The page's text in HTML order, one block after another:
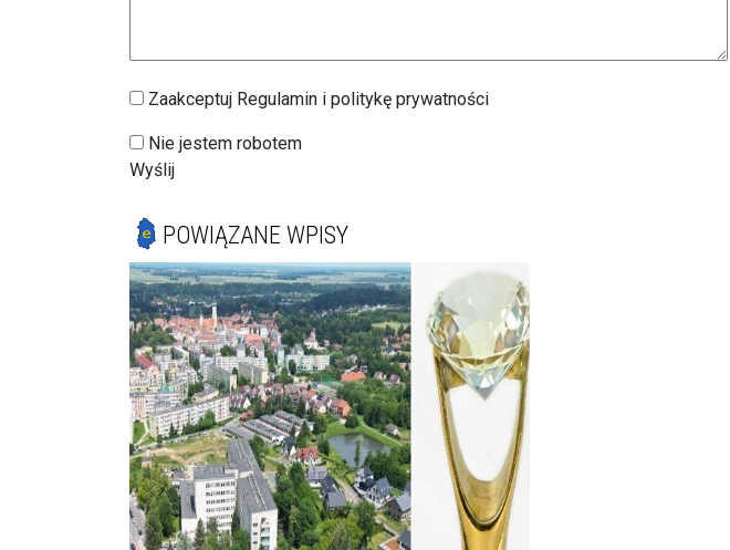
Zaakceptuj Regulamin i politykę prywatności
Nie jestem robotem
Wyślij
POWIĄZANE WPISY